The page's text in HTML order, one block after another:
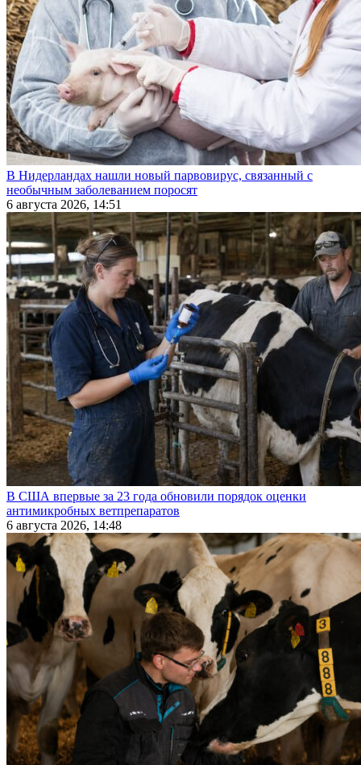
В Нидерландах нашли новый парвовирус, связанный с
необычным заболеванием поросят
6 августа 2026, 14:51
В США впервые за 23 года обновили порядок оценки
антимикробных ветпрепаратов
6 августа 2026, 14:48